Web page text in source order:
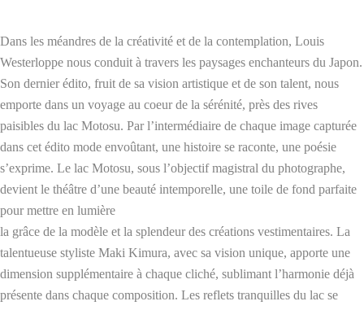
Dans les méandres de la créativité et de la contemplation, Louis
Westerloppe nous conduit à travers les paysages enchanteurs du Japon.
Son dernier édito, fruit de sa vision artistique et de son talent, nous
emporte dans un voyage au coeur de la sérénité, près des rives
paisibles du lac Motosu. Par l’intermédiaire de chaque image capturée
dans cet édito mode envoûtant, une histoire se raconte, une poésie
s’exprime. Le lac Motosu, sous l’objectif magistral du photographe,
devient le théâtre d’une beauté intemporelle, une toile de fond parfaite
pour mettre en lumière
la grâce de la modèle et la splendeur des créations vestimentaires. La
talentueuse styliste Maki Kimura, avec sa vision unique, apporte une
dimension supplémentaire à chaque cliché, sublimant l’harmonie déjà
présente dans chaque composition. Les reflets tranquilles du lac se